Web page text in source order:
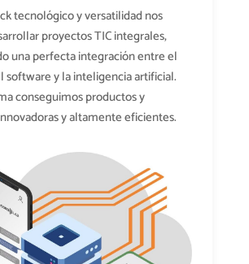
tecnológico y versatilidad nos
proyectos TIC integrales,
una perfecta integración entre el
software y la inteligencia artificial.
conseguimos productos y
y altamente eficientes.